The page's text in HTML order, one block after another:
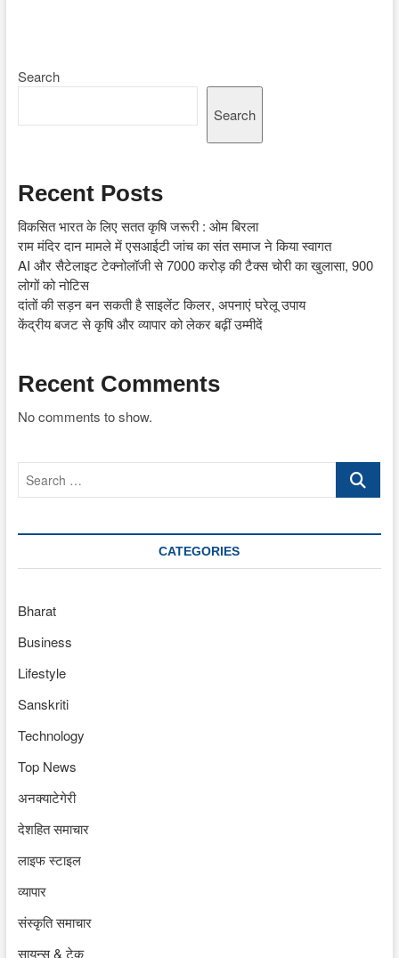
Search
Search
Recent Posts
विकसित भारत के लिए सतत कृषि जरूरी : ओम बिरला
राम मंदिर दान मामले में एसआईटी जांच का संत समाज ने किया स्वागत
AI और सैटेलाइट टेक्नोलॉजी से 7000 करोड़ की टैक्स चोरी का खुलासा, 900
लोगों को नोटिस
दांतों की सड़न बन सकती है साइलेंट किलर, अपनाएं घरेलू उपाय
केंद्रीय बजट से कृषि और व्यापार को लेकर बढ़ीं उम्मीदें
Recent Comments
No comments to show.
Search
CATEGORIES
Bharat
Business
Lifestyle
Sanskriti
Technology
Top News
अनक्याटेगेरी
देशहित समाचार
लाइफ स्टाइल
व्यापार
संस्कृति समाचार
सायन्स & टेक